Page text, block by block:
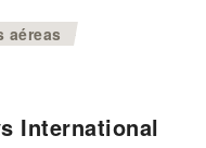
>
aéreas
International